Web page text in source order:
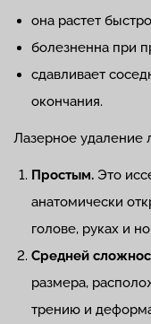
она растет
болезненна при
сдавливает
окончания.
Лазерное удаление
Простым. Это
анатомически
голове, руках и
Средней
размера,
трению и